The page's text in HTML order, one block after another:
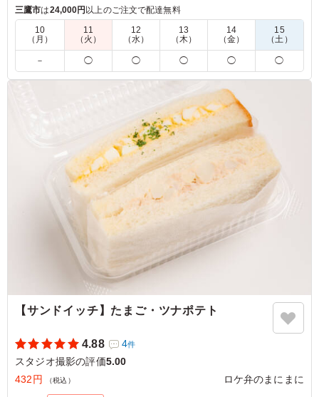
がらもさらっとお召し上がりいただける、クラフトカレーブラ
ザーズでも人気の商品です。
※ご飯の種類を下記プルダウンよりお選びください。
※おしぼりが必要な場合は連絡事項にご記入ください。
野菜と挽肉のいわゆる定番のキーマカレーでした。 クラ
フトカレーなだけあって、スパイスが効いていてさっぱり
美味しくいただけました。 全体的に高タンパクな内容
で、ヘルシーな印象を受けました。
ロケ・撮影 ›スタジオ撮影
東京都渋谷区笹塚
2026/06/24
三鷹市は24,000円 以上のご注文で配達無料
10
（月）
11
（火）
12
（水）
13
（木）
14
（金）
15
（土）
－ ◯ ◯ ◯ ◯ ◯
【サンドイッチ】たまご・ツナポテト
4.88 4件
スタジオ撮影の評価5.00
432円
（税込） ロケ弁のまにまに